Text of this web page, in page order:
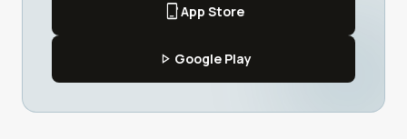
phone_iphoneApp Store
play_arrow Google Play